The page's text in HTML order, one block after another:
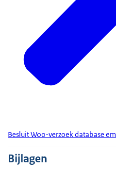
Besluit Woo-verzoek database
Bijlagen